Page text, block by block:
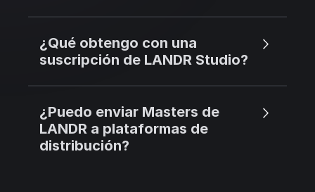
¿Qué obtengo con una
suscripción de LANDR Studio?
¿Puedo enviar Masters de
LANDR a plataformas de
distribución?